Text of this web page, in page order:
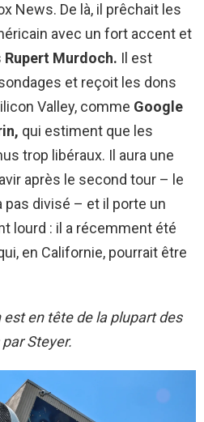
News. De là, il prêchait les
avec un fort accent et
Rupert Murdoch. Il est
et reçoit les dons
Valley, comme Google
qui estiment que les
trop libéraux. Il aura une
après le second tour – le
divisé – et il porte un
lourd : il a récemment été
en Californie, pourrait être
est en tête de la plupart des
Steyer.